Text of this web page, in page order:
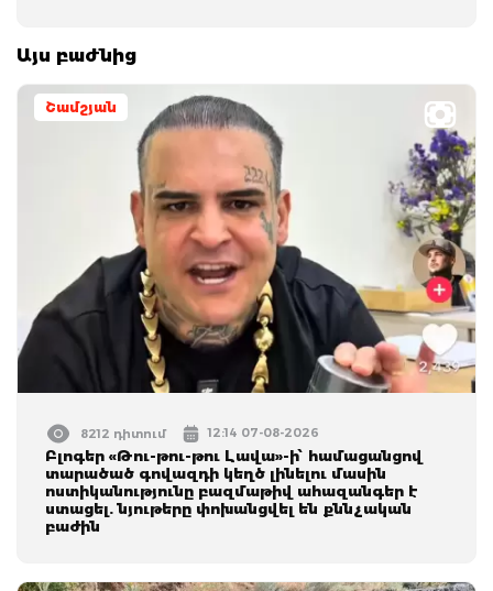
Այս բաժնից
Շամշյան
8212 դիտում 12:14 07-08-2026
Բլոգեր «Թու-թու-թու Լավա»-ի՝ համացանցով
տարածած գովազդի կեղծ լինելու մասին
ոստիկանությունը բազմաթիվ ահազանգեր է
ստացել. նյութերը փոխանցվել են քննչական
բաժին